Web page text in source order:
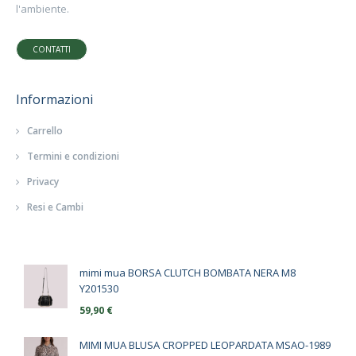
l'ambiente.
CONTATTI
Informazioni
Carrello
Termini e condizioni
Privacy
Resi e Cambi
mimi mua BORSA CLUTCH BOMBATA NERA M8
Y201530
59,90 €
MIMI MUA BLUSA CROPPED LEOPARDATA MSAO-1989